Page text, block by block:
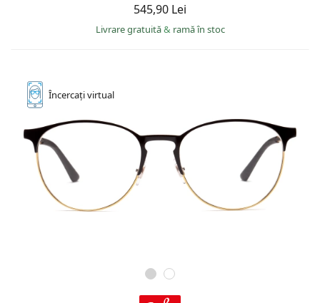
545,90 Lei
Livrare gratuită& ramă în stoc
Încercațivirtual